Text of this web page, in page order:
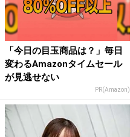
「今日の目玉商品は？」毎日
変わるAmazonタイムセール
が見逃せない
PR(Amazon)